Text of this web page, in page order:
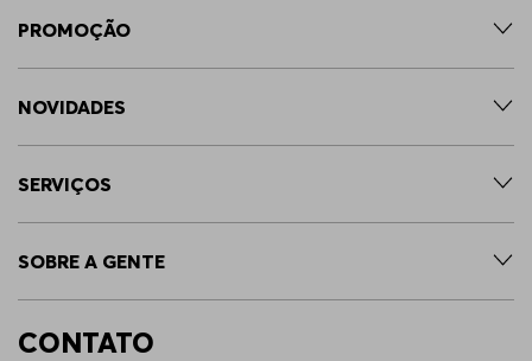
PROMOÇÃO
NOVIDADES
SERVIÇOS
SOBRE A GENTE
CONTATO